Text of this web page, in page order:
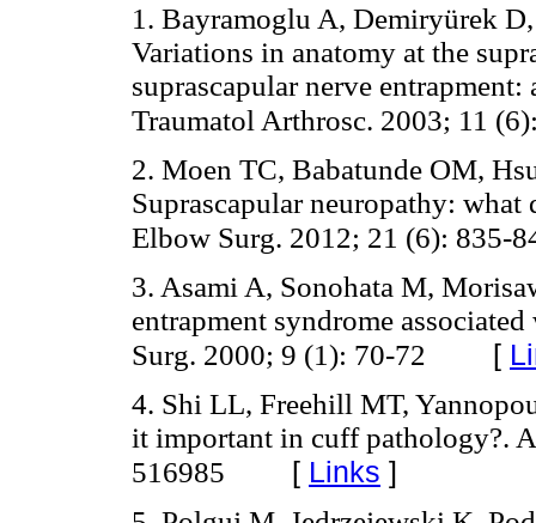
1. Bayramoglu A, Demiryürek
Variations in anatomy at the
suprascapular nerve
Traumatol Arthrosc. 2003; 11
2. Moen TC, Babatunde OM,
Suprascapular neuropathy: what
Elbow Surg. 2012; 21 (6): 835-
3. Asami A, Sonohata M,
entrapment syndrome
Surg. 2000; 9 (1): 70-72 [
4. Shi LL, Freehill MT,
it important in cuff pathology?.
516985 [ Links ]